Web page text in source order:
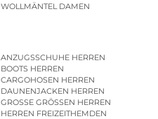
WOLLMÄNTEL DAMEN
ANZUGSSCHUHE HERREN
BOOTS HERREN
CARGOHOSEN HERREN
DAUNENJACKEN HERREN
GROSSE GRÖSSEN HERREN
HERREN FREIZEITHEMDEN